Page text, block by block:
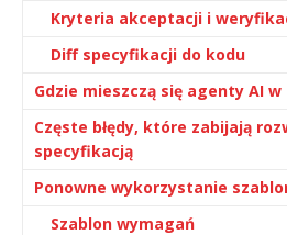
Kryteria akceptacji i
Diff specyfikacji do kodu
Gdzie mieszczą się agenty AI w
Częste błędy, które zabijają
specyfikacją
Ponowne wykorzystanie
Szablon wymagań